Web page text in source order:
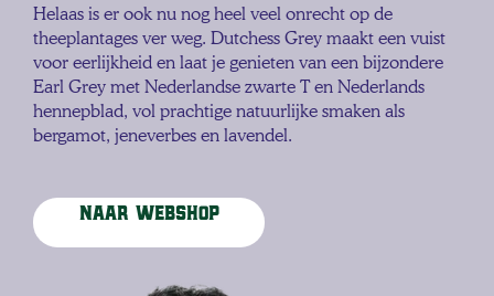
Helaas is er ook nu nog heel veel onrecht op de
theeplantages ver weg. Dutchess Grey maakt een vuist
voor eerlijkheid en laat je genieten van een bijzondere
Earl Grey met Nederlandse zwarte T en Nederlands
hennepblad, vol prachtige natuurlijke smaken als
bergamot, jeneverbes en lavendel.
Naar webshop